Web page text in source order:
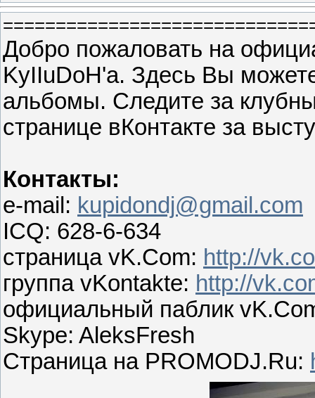
Добро пожаловать на
KyIIuDoH'a. Здесь Вы
альбомы. Следите за
странице вКонтакте за
Контакты:
e-mail: kupidondj@gmail.com
ICQ: 628-6-634
страница vK.Com: http://
группа vKontakte: http://
официальный паблик
Skype: AleksFresh
Страница на PROMODJ.Ru: